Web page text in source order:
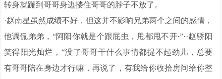
转身就蹦到哥哥身边搂住哥哥的脖子不放了。
·赵南星虽然成绩不好，但这并不影响兄弟两个之间的感情，
他调侃弟弟，“阿阳你就是个跟屁虫，甩都甩不开·”··赵骄阳
笑得阳光灿烂，“没了哥哥干什么事情都提不起劲儿，总要
有哥哥陪在身边才行嘛，再说了，有我给你收拾房间给你整